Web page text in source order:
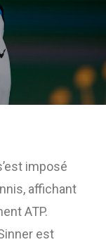
imposé
affichant
ATP.
est